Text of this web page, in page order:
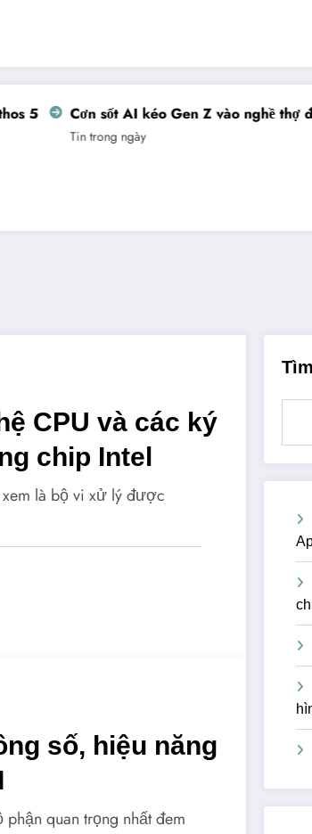
5 Cơn sốt AI kéo Gen Z vào nghề thợ điện
Tin trong ngày
CPU và các ký
chip Intel
là bộ vi xử lý được
số, hiệu năng
quan trọng nhất đem
Tìm